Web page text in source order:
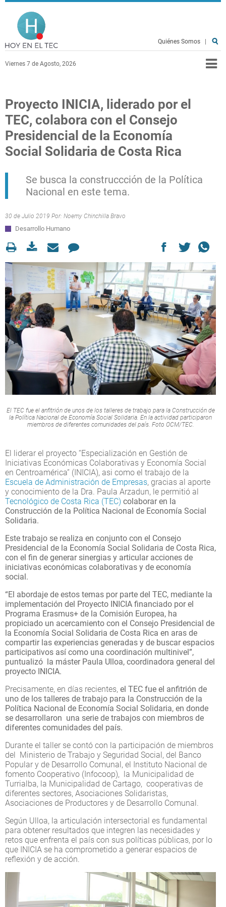
Pasar al contenido principal
Viernes 7 de Agosto, 2026
Quiénes Somos
Proyecto INICIA, liderado por el
TEC, colabora con el Consejo
Presidencial de la Economía
Social Solidaria de Costa Rica
Se busca la construccción de la Política
Nacional en este tema.
30 de Julio 2019 Por: Noemy Chinchilla Bravo
Desarrollo Humano
El TEC fue el anfitrión de unos de los talleres de trabajo para la Construcción de
la Política Nacional de Economía Social Solidaria. En la actividad participaron
miembros de diferentes comunidades del país. Foto OCM/TEC.
El liderar el proyecto “Especialización en Gestión de
Iniciativas Económicas Colaborativas y Economía Social
en Centroamérica” (INICIA), asi como el trabajo de la
Escuela de Administración de Empresas, gracias al aporte
y conocimiento de la Dra. Paula Arzadun, le permitió al
Tecnológico de Costa Rica (TEC) colaborar en la
Construcción de la Política Nacional de Economía Social
Solidaria.
Este trabajo se realiza en conjunto con el Consejo
Presidencial de la Economía Social Solidaria de Costa Rica,
con el fin de generar sinergias y articular acciones de
iniciativas económicas colaborativas y de economía
social.
“El abordaje de estos temas por parte del TEC, mediante la
implementación del Proyecto INICIA financiado por el
Programa Erasmus+ de la Comisión Europea, ha
propiciado un acercamiento con el Consejo Presidencial de
la Economía Social Solidaria de Costa Rica en aras de
compartir las experiencias generadas y de buscar espacios
participativos así como una coordinación multinivel”,
puntualizó la máster Paula Ulloa, coordinadora general del
proyecto INICIA.
Precisamente, en días recientes, el TEC fue el anfitrión de
uno de los talleres de trabajo para la Construcción de la
Política Nacional de Economía Social Solidaria, en donde
se desarrollaron una serie de trabajos con miembros de
diferentes comunidades del país.
Durante el taller se contó con la participación de miembros
del Ministerio de Trabajo y Seguridad Social, del Banco
Popular y de Desarrollo Comunal, el Instituto Nacional de
fomento Cooperativo (Infocoop), la Municipalidad de
Turrialba, la Municipalidad de Cartago, cooperativas de
diferentes sectores, Asociaciones Solidaristas,
Asociaciones de Productores y de Desarrollo Comunal.
Según Ulloa, la articulación intersectorial es fundamental
para obtener resultados que integren las necesidades y
retos que enfrenta el país con sus políticas públicas, por lo
que INICIA se ha comprometido a generar espacios de
reflexión y de acción.